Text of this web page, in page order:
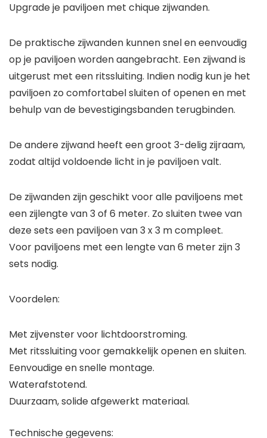
Upgrade je paviljoen met chique zijwanden.
De praktische zijwanden kunnen snel en eenvoudig
op je paviljoen worden aangebracht. Een zijwand is
uitgerust met een ritssluiting. Indien nodig kun je het
paviljoen zo comfortabel sluiten of openen en met
behulp van de bevestigingsbanden terugbinden.
De andere zijwand heeft een groot 3-delig zijraam,
zodat altijd voldoende licht in je paviljoen valt.
De zijwanden zijn geschikt voor alle paviljoens met
een zijlengte van 3 of 6 meter. Zo sluiten twee van
deze sets een paviljoen van 3 x 3 m compleet.
Voor paviljoens met een lengte van 6 meter zijn 3
sets nodig.
Voordelen:
Met zijvenster voor lichtdoorstroming.
Met ritssluiting voor gemakkelijk openen en sluiten.
Eenvoudige en snelle montage.
Waterafstotend.
Duurzaam, solide afgewerkt materiaal.
Technische gegevens: